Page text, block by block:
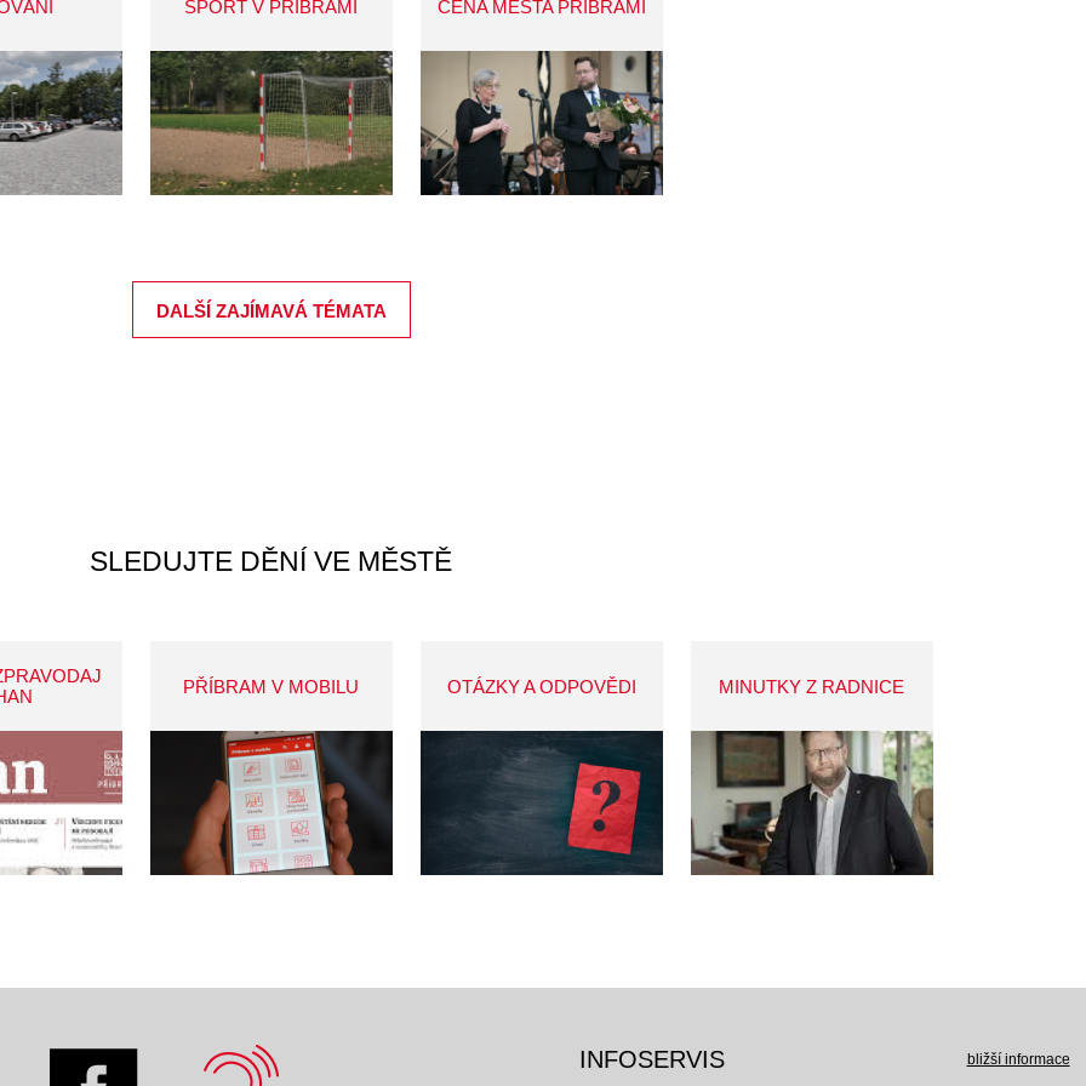
SPORT V PŘÍBRAMI CENA MĚSTA PŘÍBRAMI
DALŠÍ ZAJÍMAVÁ TÉMATA
SLEDUJTE DĚNÍ VE MĚSTĚ
PŘÍBRAM V MOBILU OTÁZKY A ODPOVĚDI MINUTKY Z RADNICE
INFOSERVIS bližší informace